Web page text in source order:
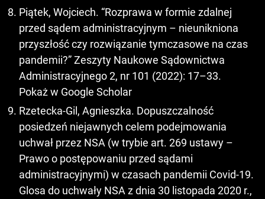
Piątek, Wojciech. “Rozprawa w formie zdalnej
przed sądem administracyjnym – nieunikniona
przyszłość czy rozwiązanie tymczasowe na czas
pandemii?” Zeszyty Naukowe Sądownictwa
Administracyjnego 2, nr 101 (2022): 17–33.
Pokaż w Google Scholar
Rzetecka-Gil, Agnieszka. Dopuszczalność
posiedzeń niejawnych celem podejmowania
uchwał przez NSA (w trybie art. 269 ustawy –
Prawo o postępowaniu przed sądami
administracyjnymi) w czasach pandemii Covid-19.
Glosa do uchwały NSA z dnia 30 listopada 2020 r.,